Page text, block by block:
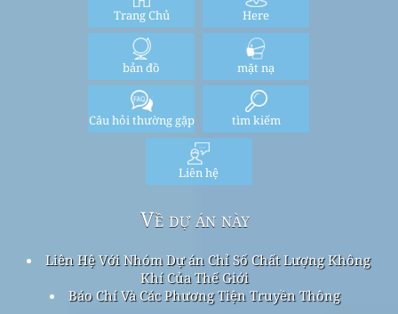
Trang Chủ Here
bản đồ mặt nạ
Câu hỏi thường gặp tìm kiếm
Liên hệ
Về dự án này
Liên Hệ Với Nhóm Dự án Chỉ Số Chất Lượng Không
Khí Của Thế Giới
Báo Chí Và Các Phương Tiện Truyền Thông